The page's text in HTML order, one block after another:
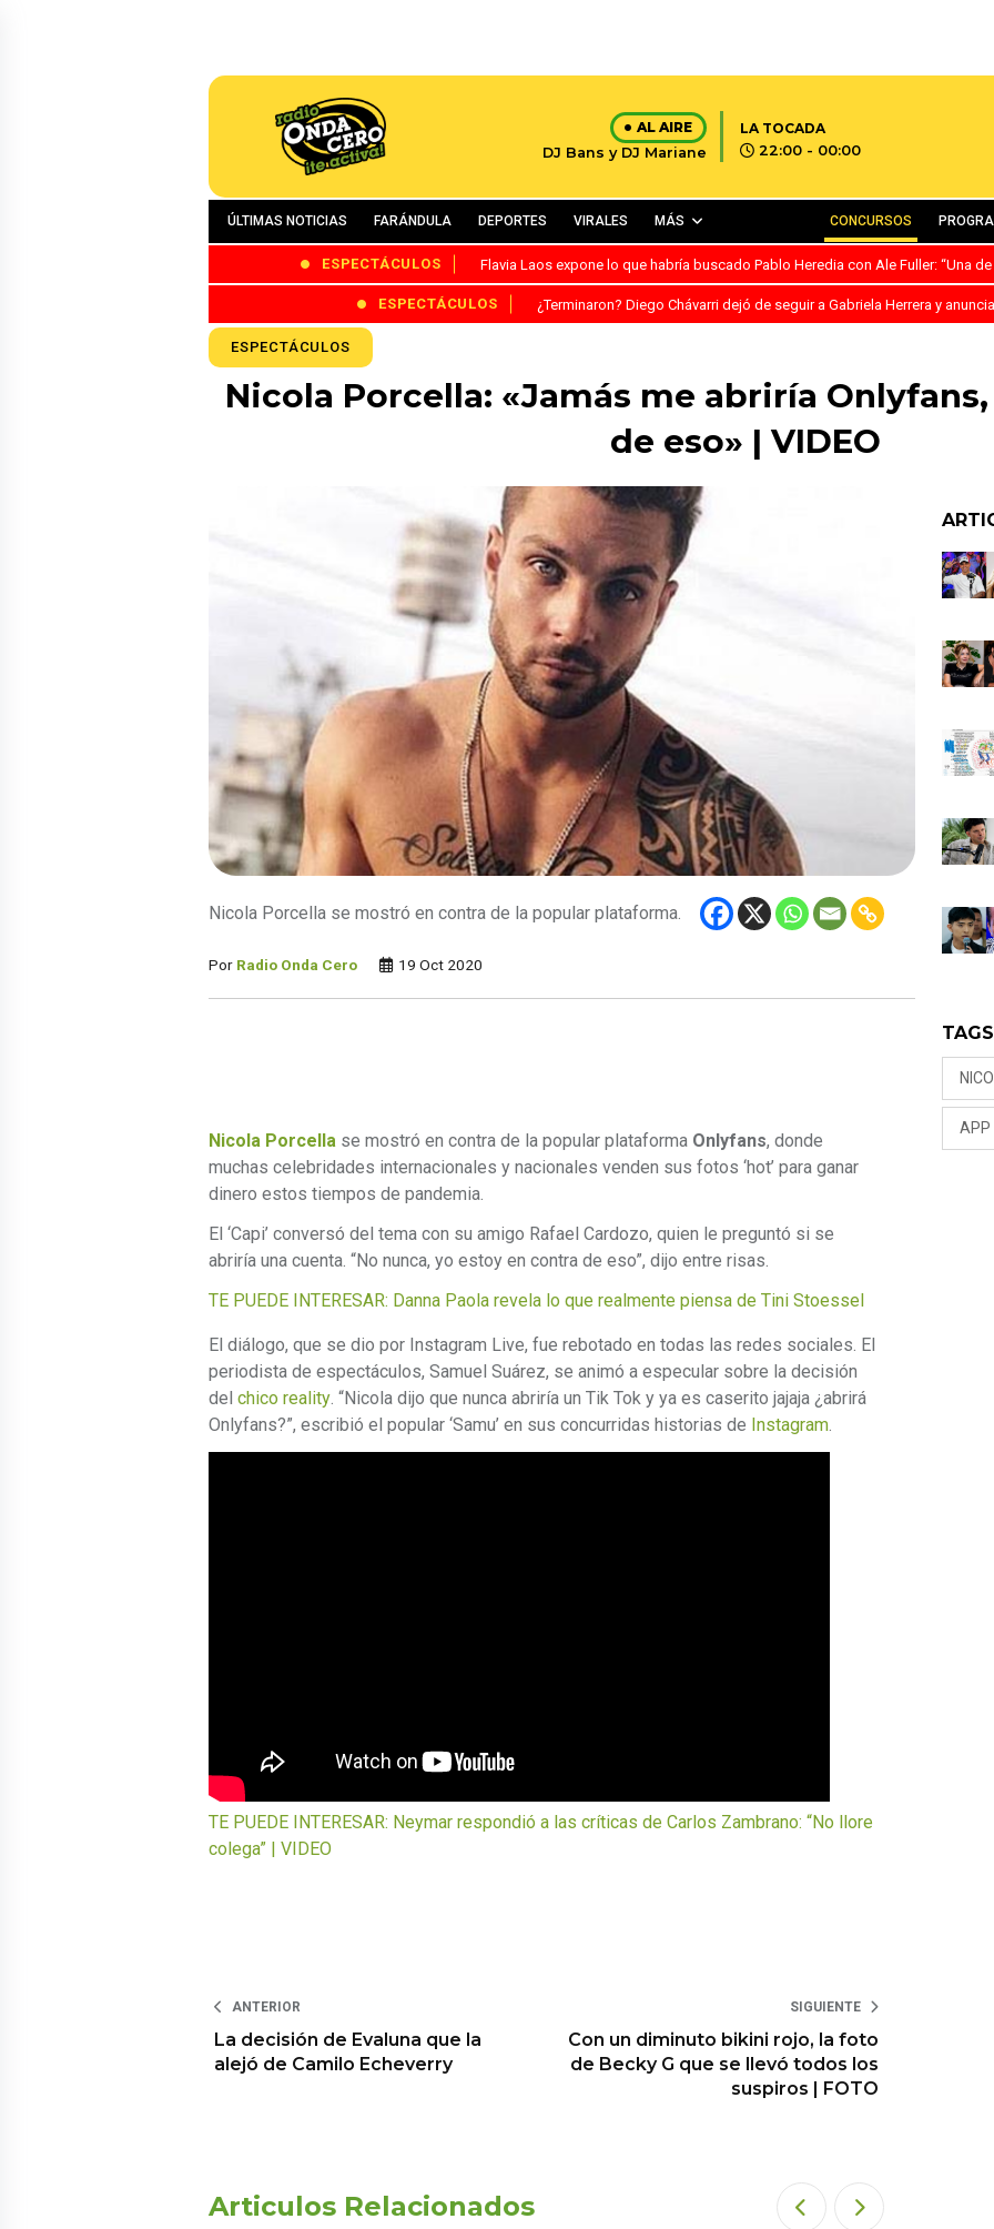
AL AIRE
DJ Bans y DJ Mariane
LA TOCADA
22:00 - 00:00
ÚLTIMAS NOTICIAS FARÁNDULA DEPORTES VIRALES MÁS CONCURSOS
ESPECTÁCULOS Flavia Laos expone lo que habría buscado Pablo Heredia con Ale Fuller: “Una
ESPECTÁCULOS ¿Terminaron? Diego Chávarri dejó de seguir a Gabriela Herrera y
ESPECTÁCULOS
Nicola Porcella: «Jamás me abriría
de eso» | VIDEO
Nicola Porcella se mostró en contra de la popular plataforma.
Por Radio Onda Cero 19 Oct 2020
Nicola Porcella se mostró en contra de la popular plataforma Onlyfans, donde
muchas celebridades internacionales y nacionales venden sus fotos ‘hot’ para ganar
dinero estos tiempos de pandemia.
El ‘Capi’ conversó del tema con su amigo Rafael Cardozo, quien le preguntó si se
abriría una cuenta. “No nunca, yo estoy en contra de eso”, dijo entre risas.
TE PUEDE INTERESAR: Danna Paola revela lo que realmente piensa de Tini Stoessel
El diálogo, que se dio por Instagram Live, fue rebotado en todas las redes sociales. El
periodista de espectáculos, Samuel Suárez, se animó a especular sobre la decisión
del chico reality. “Nicola dijo que nunca abriría un Tik Tok y ya es caserito jajaja ¿abrirá
Onlyfans?”, escribió el popular ‘Samu’ en sus concurridas historias de Instagram.
TE PUEDE INTERESAR: Neymar respondió a las críticas de Carlos Zambrano: “No llore
colega” | VIDEO
ANTERIOR
La decisión de Evaluna que la
alejó de Camilo Echeverry
SIGUIENTE
Con un diminuto bikini rojo, la foto
de Becky G que se llevó todos los
suspiros | FOTO
Articulos Relacionados
TAGS
APP